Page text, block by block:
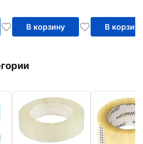
В корзину В корзину